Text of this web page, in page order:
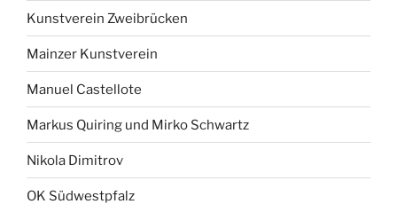
Kunstverein Zweibrücken
Mainzer Kunstverein
Manuel Castellote
Markus Quiring und Mirko Schwartz
Nikola Dimitrov
OK Südwestpfalz